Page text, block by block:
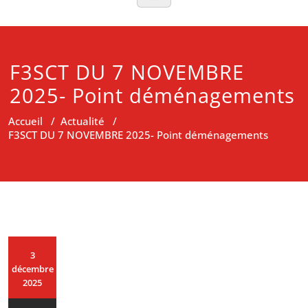
F3SCT DU 7 NOVEMBRE
2025- Point déménagements
Accueil / Actualité /
F3SCT DU 7 NOVEMBRE 2025- Point déménagements
3
décembre
2025